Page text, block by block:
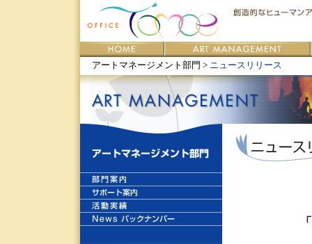
アートマネージメント部門 > ニュースリリース